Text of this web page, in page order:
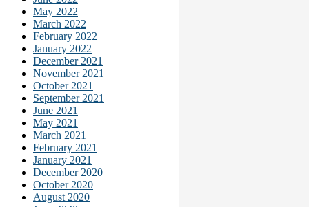
May 2022
March 2022
February 2022
January 2022
December 2021
November 2021
October 2021
September 2021
June 2021
May 2021
March 2021
February 2021
January 2021
December 2020
October 2020
August 2020